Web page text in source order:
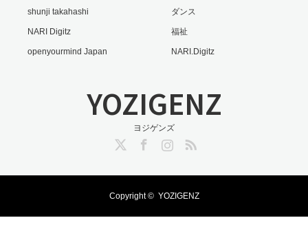
shunji takahashi
NARI Digitz
openyourmind Japan
ダンス
福祉
NARI.Digitz
YOZIGENZ
ヨジゲンズ
InstagramRSS
Copyright © YOZIGENZ